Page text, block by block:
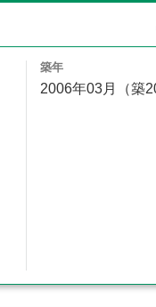
築年
2006年03月（築